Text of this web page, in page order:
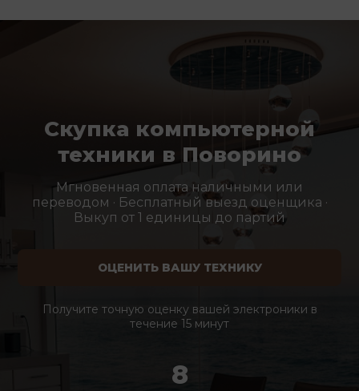
Скупка компьютерной
техники в Поворино
Мгновенная оплата наличными или
переводом · Бесплатный выезд оценщика ·
Выкуп от 1 единицы до партий
ОЦЕНИТЬ ВАШУ ТЕХНИКУ
Получите точную оценку вашей электроники в
течение 15 минут
8